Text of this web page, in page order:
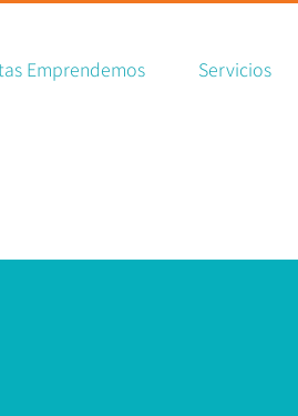
Emprendemos
Servicios